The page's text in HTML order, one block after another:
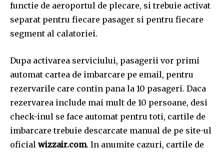
functie de aeroportul de plecare, si trebuie activat
separat pentru fiecare pasager si pentru fiecare
segment al calatoriei.
Dupa activarea serviciului, pasagerii vor primi
automat cartea de imbarcare pe email, pentru
rezervarile care contin pana la 10 pasageri. Daca
rezervarea include mai mult de 10 persoane, desi
check-inul se face automat pentru toti, cartile de
imbarcare trebuie descarcate manual de pe site-ul
oficial wizzair.com. In anumite cazuri, cartile de